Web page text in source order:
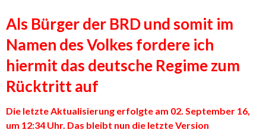
Als Bürger der BRD und somit im
Namen des Volkes fordere ich
hiermit das deutsche Regime zum
Rücktritt auf
Die letzte Aktualisierung erfolgte am 02. September 16,
um 12:34 Uhr. Das bleibt nun die letzte Version